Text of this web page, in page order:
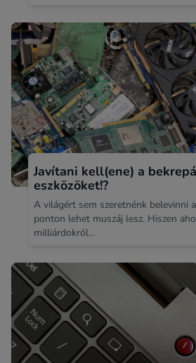
Javítani kell(ene) a
eszközöket!?
A világért sem szeretnénk belevinni
ponton lehet muszáj lesz. Hiszen
milliárdokról...